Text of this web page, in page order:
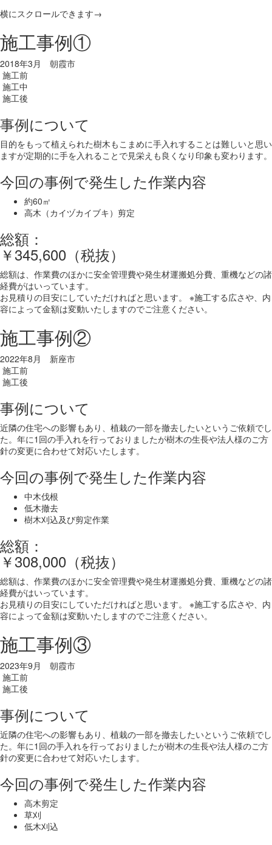
横にスクロールできます→
施工事例①
2018年3月 朝霞市
施工前
施工中
施工後
事例について
目的をもって植えられた樹木もこまめに手入れすることは難しいと思い
ますが定期的に手を入れることで見栄えも良くなり印象も変わります。
今回の事例で発生した作業内容
約60㎡
高木（カイヅカイブキ）剪定
総額：
￥345,600（税抜）
総額は、作業費のほかに安全管理費や発生材運搬処分費、重機などの諸
経費がはいっています。
お見積りの目安にしていただければと思います。 ※施工する広さや、内
容によって金額は変動いたしますのでご注意ください。
施工事例②
2022年8月 新座市
施工前
施工後
事例について
近隣の住宅への影響もあり、植栽の一部を撤去したいというご依頼でし
た。年に1回の手入れを行っておりましたが樹木の生長や法人様のご方
針の変更に合わせて対応いたします。
今回の事例で発生した作業内容
中木伐根
低木撤去
樹木刈込及び剪定作業
総額：
￥308,000（税抜）
総額は、作業費のほかに安全管理費や発生材運搬処分費、重機などの諸
経費がはいっています。
お見積りの目安にしていただければと思います。 ※施工する広さや、内
容によって金額は変動いたしますのでご注意ください。
施工事例③
2023年9月 朝霞市
施工前
施工後
事例について
近隣の住宅への影響もあり、植栽の一部を撤去したいというご依頼でし
た。年に1回の手入れを行っておりましたが樹木の生長や法人様のご方
針の変更に合わせて対応いたします。
今回の事例で発生した作業内容
高木剪定
草刈
低木刈込